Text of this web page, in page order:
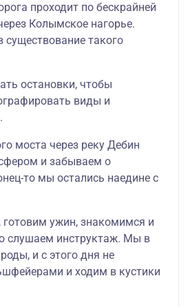
проходит по бескрайней
Колымское нагорье.
существование такого
остановки, чтобы
виды и
моста через реку Дебин
и забываем о
то мы остались наедине с
готовим ужин, знакомимся и
слушаем инструктаж. Мы в
и с этого дня не
и ходим в кустики